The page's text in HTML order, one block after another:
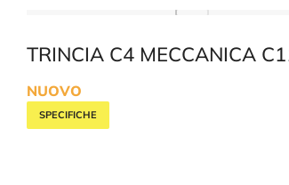
TRINCIA C4 MECCANICA
NUOVO
SPECIFICHE